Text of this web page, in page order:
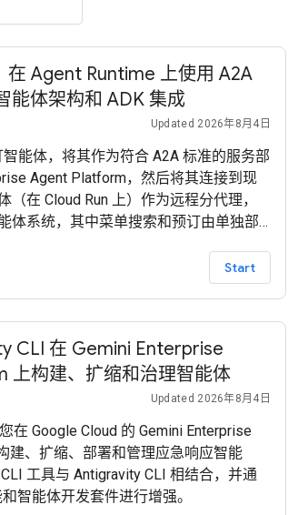
在 Agent Runtime 上使用 A2A
能体架构和 ADK 集成
Updated 2026年8月4日
能体，将其作为符合 A2A 标准的服务部
Agent Platform，然后将其连接到现
（在 Cloud Run 上）作为远程分代理，
体系统，其中菜单搜索和预订由单独部
Start
CLI 在 Gemini Enterprise
上构建、扩缩和治理智能体
Updated 2026年8月4日
在 Google Cloud 的 Gemini Enterprise
建、扩缩、部署和管理应急响应智能
工具与 Antigravity CLI 相结合，并通
智能体开发套件进行增强。